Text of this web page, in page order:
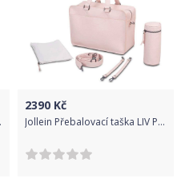
Gold
2390 Kč
Jollein Přebalovací taška LIV PINK